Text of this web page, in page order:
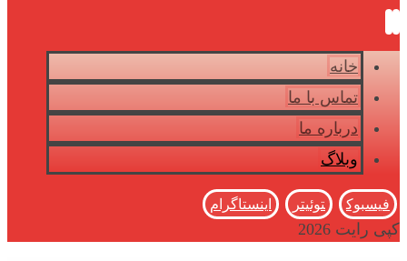
خانه
تماس با ما
درباره ما
وبلاگ
فیسبوک توئیتر اینستاگرام
کپی رایت 2026